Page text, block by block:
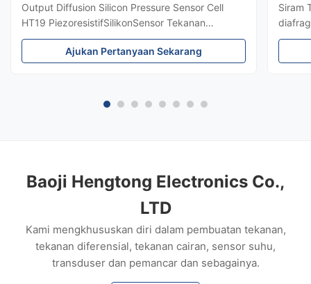
Output Diffusion Silicon Pressure Sensor Cell
HT19 PiezoresistifSilikonSensor Tekanan
Pengenalan sensor tekanan silikon 15mm: HT19
piezoresistive silicon pressure sensor, komponen
Ajukan Pertanyaan Sekarang
Siram
Baoji Hengtong Electronics Co.,
LTD
Kami mengkhususkan diri dalam pembuatan tekanan,
tekanan diferensial, tekanan cairan, sensor suhu,
transduser dan pemancar dan sebagainya.